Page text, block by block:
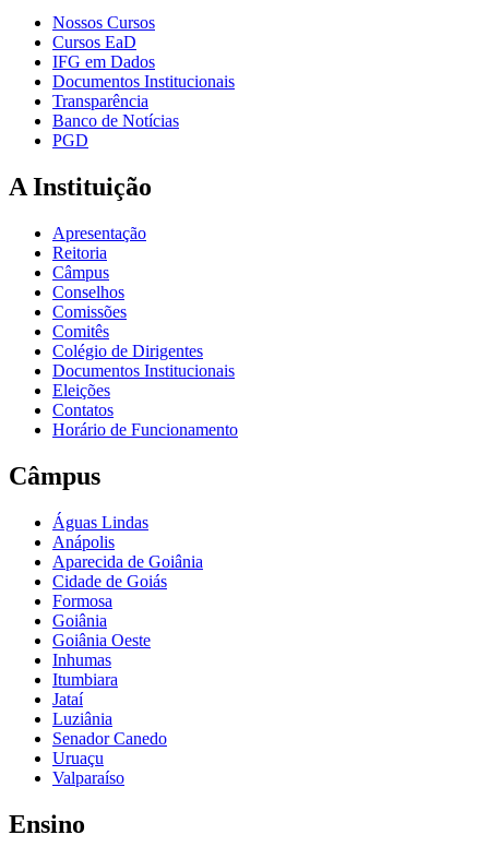
Nossos Cursos
Cursos EaD
IFG em Dados
Documentos Institucionais
Transparência
Banco de Notícias
PGD
A Instituição
Apresentação
Reitoria
Câmpus
Conselhos
Comissões
Comitês
Colégio de Dirigentes
Documentos Institucionais
Eleições
Contatos
Horário de Funcionamento
Câmpus
Águas Lindas
Anápolis
Aparecida de Goiânia
Cidade de Goiás
Formosa
Goiânia
Goiânia Oeste
Inhumas
Itumbiara
Jataí
Luziânia
Senador Canedo
Uruaçu
Valparaíso
Ensino